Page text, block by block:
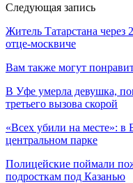
Следующая запись
Житель Татарстана через
отце-москвиче
Вам также могут
В Уфе умерла девушка,
третьего вызова скорой
«Всех убили на месте»: в
центральном парке
Полицейские поймали
подросткам под Казанью